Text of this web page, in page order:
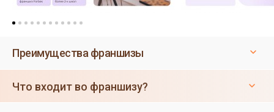
Преимущества франшизы
Что входит во франшизу?